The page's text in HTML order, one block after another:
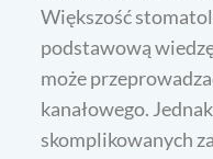
Większość
podstawową
może
kanałowego.
skomplikowanych